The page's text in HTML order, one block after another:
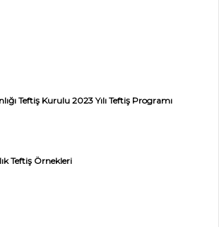
Teftiş Kurulu 2023 Yılı Teftiş Programı
Teftiş Örnekleri